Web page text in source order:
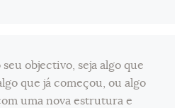
objectivo, seja algo que
que já começou, ou algo
uma nova estrutura e